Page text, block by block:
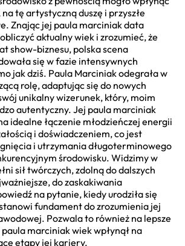
tę artystyczną duszę i przyszłe
Znając jej paula marciniak data
aktualny wiek i zrozumieć, że
show-biznesu, polska scena
się w fazie intensywnych
jak dziś. Paula Marciniak odegrała w
rolę, adaptując się do nowych
unikalny wizerunek, który, moim
autentyczny. Jej paula marciniak
idealne łączenie młodzieńczej energii
i doświadczeniem, co jest
i utrzymania długoterminowego
środowisku. Widzimy w
sił twórczych, zdolną do dalszych
do zaskakiwania
na pytanie, kiedy urodziła się
fundament do zrozumienia jej
Pozwala to również na lepsze
marciniak wiek wpłynął na
etapy jej kariery.